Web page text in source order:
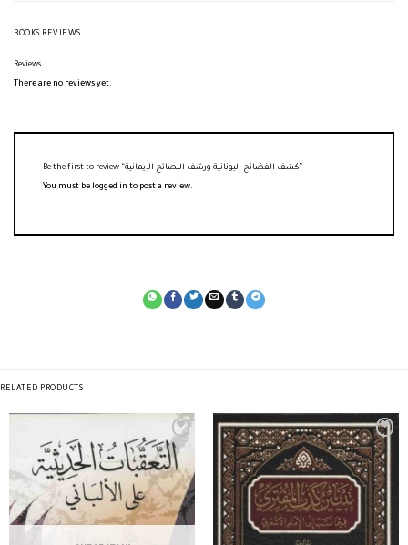
BOOKS REVIEWS
Reviews
There are no reviews yet.
You must be logged in to post a review.
RELATED PRODUCTS